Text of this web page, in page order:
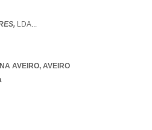
LDA...
AVEIRO, AVEIRO